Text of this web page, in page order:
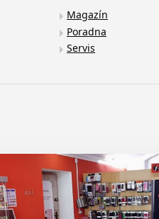
Magazín
Poradna
Servis